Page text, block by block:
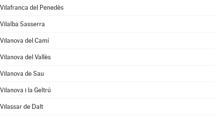
Vilafranca del Penedès
Vilalba Sasserra
Vilanova del Camí
Vilanova del Vallès
Vilanova de Sau
Vilanova i la Geltrú
Vilassar de Dalt